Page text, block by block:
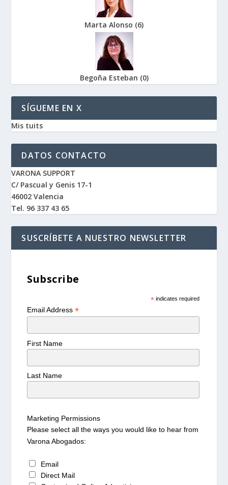
Marta Alonso (6)
Begoña Esteban (0)
SÍGUEME EN X
Mis tuits
DATOS CONTACTO
VARONA SUPPORT
C/ Pascual y Genis 17-1
46002 Valencia
Tel. 96 337 43 65
SUSCRÍBETE A NUESTRO NEWSLETTER
Subscribe
*indicates required
Email Address*
First Name
Last Name
Marketing Permissions
Please select all the ways you would like to hear from
Varona Abogados:
Email
Direct Mail